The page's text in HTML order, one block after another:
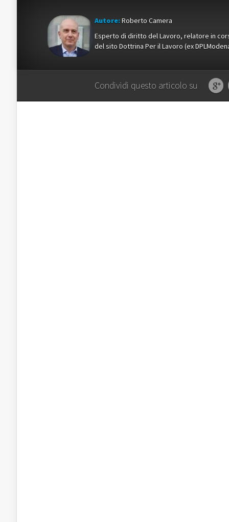
Autore:Roberto Camera
Esperto di diritto del Lavoro, relatore in
del sito Dottrina Per il Lavoro (ex
Condividi questo articolo su